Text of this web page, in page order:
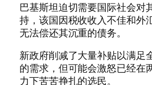
巴基斯坦迫切需要国际社会对
持，该国因税收收入不佳和外
无法偿还其沉重的债务。
新政府削减了大量补贴以满足
的需求，但可能会激怒已经在
力下苦苦挣扎的选民。